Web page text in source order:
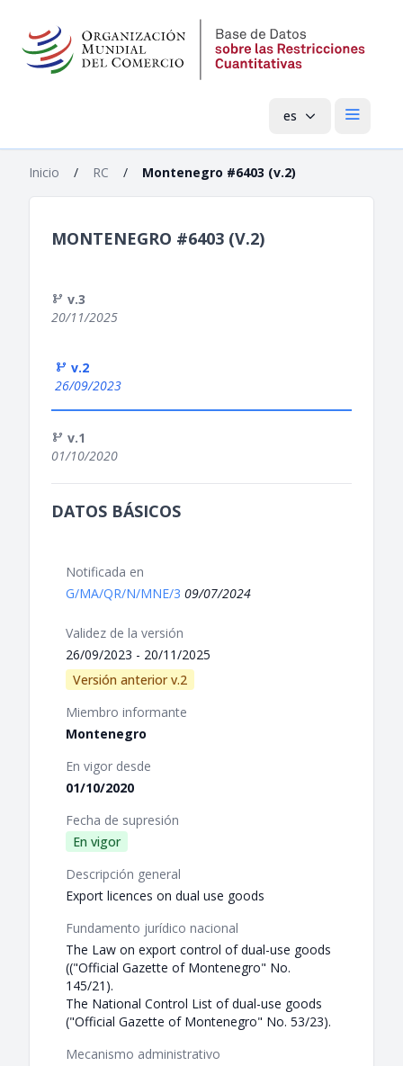
es Menú
Inicio / RC / Montenegro #6403 (v.2)
MONTENEGRO #6403 (V.2)
v.3
20/11/2025
v.2
26/09/2023
v.1
01/10/2020
DATOS BÁSICOS
Notificada en
G/MA/QR/N/MNE/3 09/07/2024
Validez de la versión
26/09/2023 - 20/11/2025
Versión anterior v.2
Miembro informante
Montenegro
En vigor desde
01/10/2020
Fecha de supresión
En vigor
Descripción general
Export licences on dual use goods
Fundamento jurídico nacional
The Law on export control of dual-use goods
(("Official Gazette of Montenegro" No.
145/21).
The National Control List of dual-use goods
("Official Gazette of Montenegro" No. 53/23).
Mecanismo administrativo